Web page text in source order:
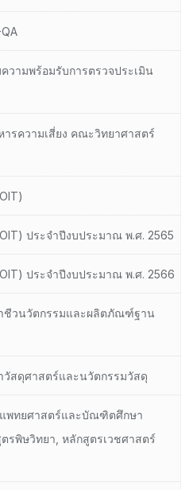
วามพร้อมรับการตรวจประเมิน
รความเสี่ยง คณะวิทยาศาสตร์
ประจำปีงบประมาณ พ.ศ. 2565
ประจำปีงบประมาณ พ.ศ. 2566
ชีวนวัตกรรมและผลิตภัณฑ์ฐาน
วัสดุศาสตร์และนวัตกรรมวัสดุ
แพทยศาสตร์และบัณฑิตศึกษา
รพิษวิทยา, หลักสูตรเวชศาสตร์